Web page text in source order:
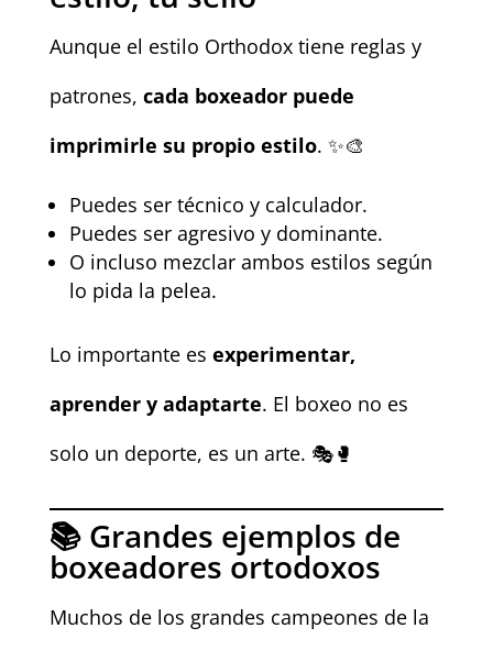
Aunque el estilo Orthodox tiene reglas y
patrones, cada boxeador puede
imprimirle su propio estilo. ✨🎨
Puedes ser técnico y calculador.
Puedes ser agresivo y dominante.
O incluso mezclar ambos estilos según
lo pida la pelea.
Lo importante es experimentar,
aprender y adaptarte. El boxeo no es
solo un deporte, es un arte. 🎭🥊
📚 Grandes ejemplos de
boxeadores ortodoxos
Muchos de los grandes campeones de la